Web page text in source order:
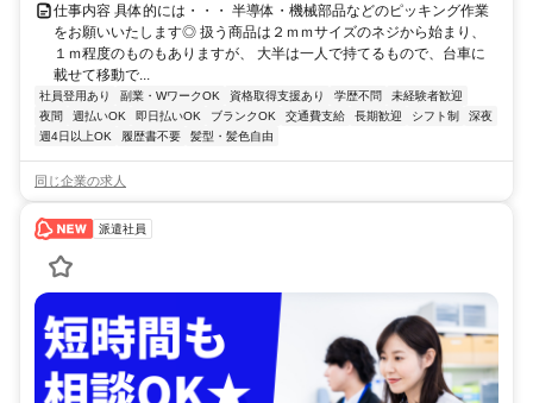
仕事内容 具体的には・・・ 半導体・機械部品などのピッキング作業
をお願いいたします◎ 扱う商品は２ｍｍサイズのネジから始まり、
１ｍ程度のものもありますが、 大半は一人で持てるもので、台車に
載せて移動で...
社員登用あり 副業・WワークOK 資格取得支援あり 学歴不問
未経験者歓迎
夜間
週払いOK 即日払いOK ブランクOK 交通費支給 長期歓迎 シフト制
深夜
週4日以上OK
履歴書不要 髪型・髪色自由
同じ企業の求人
派遣社員